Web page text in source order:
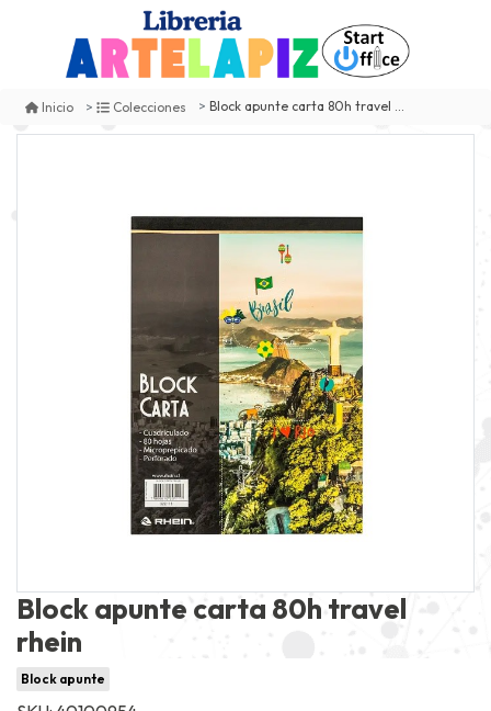
Inicio Colecciones Block apunte carta 80h travel rhein
Block apunte carta 80h travel
rhein
Block apunte